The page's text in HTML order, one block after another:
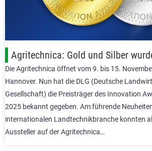
Agritechnica: Gold und Silber
Die Agritechnica öffnet vom 9. bis 15.
Hannover. Nun hat die DLG (Deutsche
Gesellschaft) die Preisträger des Innovation
2025 bekannt gegeben. Am führende
internationalen Landtechnikbranche konnten
Aussteller auf der Agritechnica…